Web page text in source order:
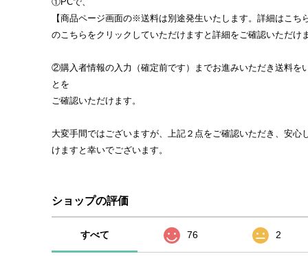
【商品ページ画面の※送料は別途発生いたします。詳細はこち
のこちらをクリックしていただけますと詳細をご確認いただけ
②購入者情報の入力（確定前です）までお進みいただき送料を
とを
ご確認いただけます。
大変手間ではございますが、上記２点をご確認いただき、安心
けますと幸いでございます。
ショップの評価
すべて 76 2